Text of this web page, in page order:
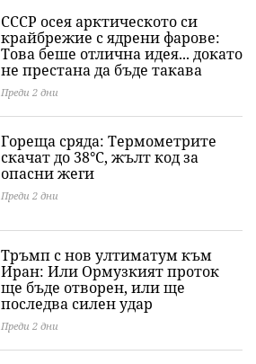
СССР осея арктическото си
крайбрежие с ядрени фарове:
Това беше отлична идея... докато
не престана да бъде такава
Преди 2 дни
Гореща сряда: Термометрите
скачат до 38°C, жълт код за
опасни жеги
Преди 2 дни
Тръмп с нов ултиматум към
Иран: Или Ормузкият проток
ще бъде отворен, или ще
последва силен удар
Преди 2 дни